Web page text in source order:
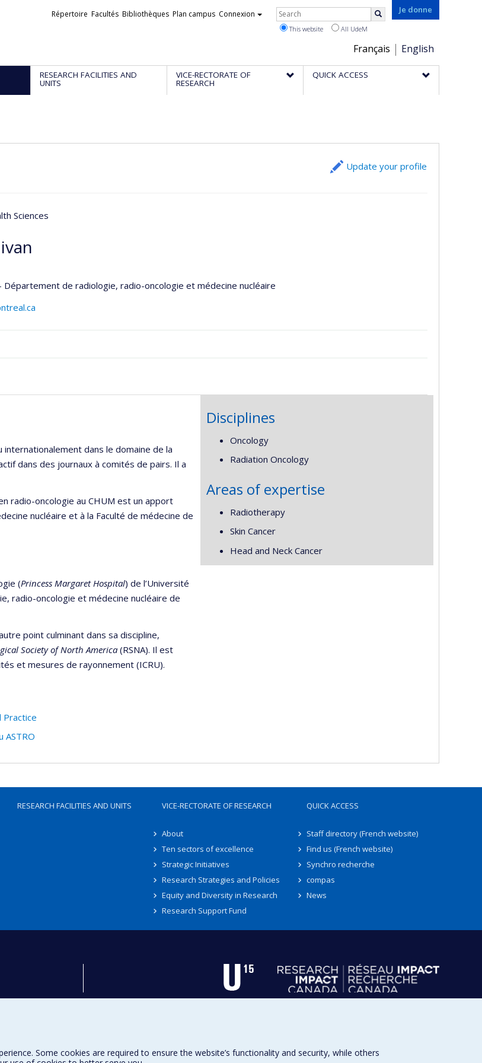
Je donne
Choix
de
la
Français English
Liens
Répertoire Facultés Bibliothèques Plan campus Connexion Rechercher
This website All UdeM
RESEARCH FACILITIES AND
UNITS
VICE-RECTORATE OF
RESEARCH
QUICK ACCESS
Update your profile
Sciences
Département de radiologie, radio-oncologie et médecine nucléaire
internationalement dans le domaine de la
dans des journaux à comités de pairs. Il a
radio-oncologie au CHUM est un apport
nucléaire et à la Faculté de médecine de
(Princess Margaret Hospital) de l’Université
radio-oncologie et médecine nucléaire de
point culminant dans sa discipline,
Society of North America(RSNA). Il est
et mesures de rayonnement (ICRU).
Practice
ASTRO
Disciplines
Oncology
Radiation Oncology
Areas of expertise
Radiotherapy
Skin Cancer
Head and Neck Cancer
RESEARCH FACILITIES AND UNITS VICE-RECTORATE OF RESEARCH
About
Ten sectors of excellence
Strategic Initiatives
Research Strategies and Policies
Equity and Diversity in Research
Research Support Fund
QUICK ACCESS
Staff directory (French website)
Find us (French website)
Synchro recherche
compas
News
Some cookies are required to ensure the website’s functionality and security, while others